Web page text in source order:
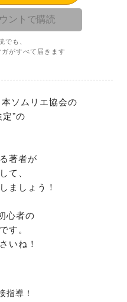
ントで購読
でも、
がすべて届きます
ソムリエ協会の
”の
著者が
て、
ましょう！
心者の
す。
いね！
指導！